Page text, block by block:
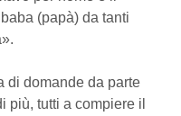
(papà) da tanti
di domande da parte
più, tutti a compiere il